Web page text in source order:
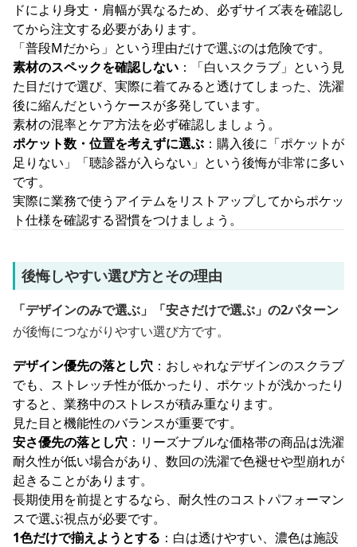
ドにより身丈・肩幅が異なるため、必ずサイズ表を確認し
てから注文する必要があります。
「普段Mだから」という理由だけで選ぶのは危険です。
素材のスペックを確認しない ：「白いスクラブ」という見
た目だけで選び、実際に着てみると透けてしまった、洗濯
後に縮んだというケースが多発しています。
素材の混率とケア方法を必ず確認しましょう。
ポケット数・位置を考えずに選ぶ ：購入後に「ポケットが
足りない」「聴診器が入らない」という後悔が非常に多い
です。
実際に業務で使うアイテムをリストアップしてからポケッ
ト仕様を確認する習慣をつけましょう。
後悔しやすい選び方とその理由
「デザインのみで選ぶ」「安さだけで選ぶ」の2パターン
が後悔につながりやすい選び方です。
デザイン優先の落とし穴 ：おしゃれなデザインのスクラブ
でも、ストレッチ性が低かったり、ポケットが浅かったり
すると、業務中のストレスが積み重なります。
見た目と機能性のバランスが重要です。
安さ優先の落とし穴 ：リーズナブルな価格帯の商品は洗濯
耐久性が低い場合があり、数回の洗濯で色褪せや型崩れが
起きることがあります。
長期使用を前提とするなら、耐久性のコストパフォーマン
スで選ぶ視点が必要です。
1色だけで揃えようとする ：白は透けやすい、濃色は施設